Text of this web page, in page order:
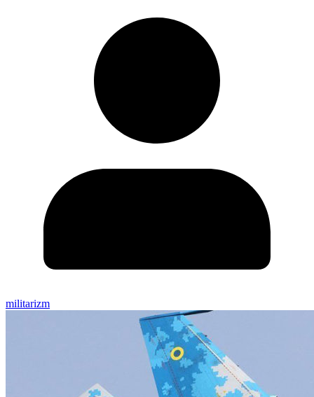
militarizm